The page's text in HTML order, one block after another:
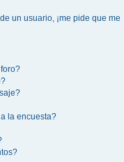
un usuario, ¡me pide que me
la encuesta?